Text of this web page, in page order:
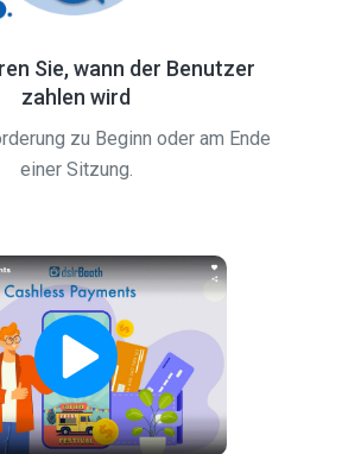
Sie, wann der Benutzer
zahlen wird
zu Beginn oder am Ende
einer Sitzung.